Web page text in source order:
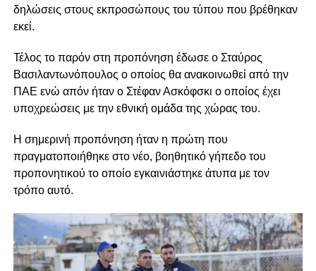
δηλώσεις στους εκπροσώπους του τύπου που βρέθηκαν
εκεί.
Τέλος το παρόν στη προπόνηση έδωσε ο Σταύρος
Βασιλαντωνόπουλος ο οποίος θα ανακοινωθεί από την
ΠΑΕ ενώ απόν ήταν ο Στέφαν Ασκόφσκι ο οποίος έχει
υποχρεώσεις με την εθνική ομάδα της χώρας του.
Η σημερινή προπόνηση ήταν η πρώτη που
πραγματοποιήθηκε στο νέο, βοηθητικό γήπεδο του
προπονητικού το οποίο εγκαινιάστηκε άτυπα με τον
τρόπο αυτό.